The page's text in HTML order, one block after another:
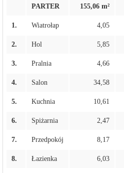
PARTER 155,06 m²
1. Wiatrołap 4,05
2. Hol 5,85
3. Pralnia 4,66
4. Salon 34,58
5. Kuchnia 10,61
6. Spiżarnia 2,47
7. Przedpokój 8,17
8. Łazienka 6,03